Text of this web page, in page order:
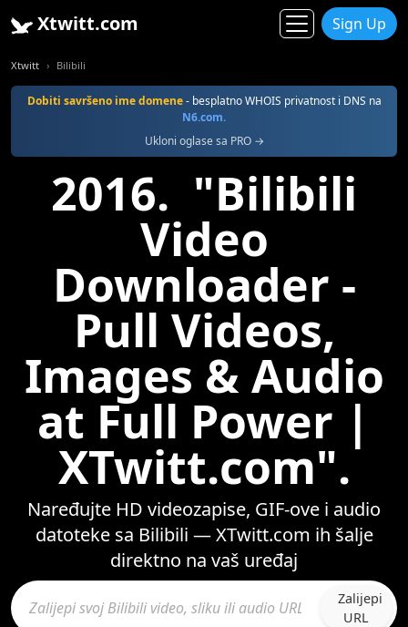
Xtwitt.com Sign Up
Xtwitt Bilibili
Dobiti savršeno ime domene- besplatno WHOIS privatnost i DNS na
N6.com.
Ukloni oglase sa PRO →
2016. "Bilibili
Video
Downloader -
Pull Videos,
Images & Audio
at Full Power |
XTwitt.com".
Naređujte HD videozapise, GIF-ove i audio
datoteke sa Bilibili — XTwitt.com ih šalje
direktno na vaš uređaj
Zalijepi
URL